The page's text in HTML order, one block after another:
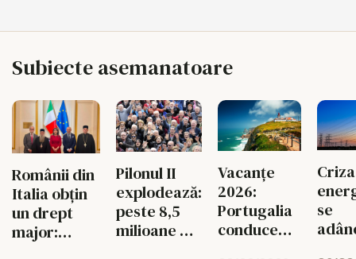
Subiecte asemanatoare
Românii din
Italia obțin
un drept
major:
Pilonul II
explodează:
peste 8,5
milioane de
Vacanțe
2026:
Portugalia
conduce
Criza
se